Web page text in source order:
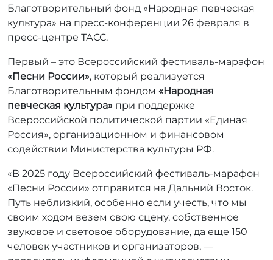
о
р
:
r
a
d
m
i
n
Благотворительный фонд «Народная певческая
культура» на пресс-конференции 26 февраля в
пресс-центре ТАСС.
Первый – это Всероссийский фестиваль-марафон
«Песни России», который реализуется
Благотворительным фондом «Народная
певческая культура» при поддержке
Всероссийской политической партии «Единая
Россия», организационном и финансовом
содействии Министерства культуры РФ.
«В 2025 году Всероссийский фестиваль-марафон
«Песни России» отправится на Дальний Восток.
Путь неблизкий, особенно если учесть, что мы
своим ходом везем свою сцену, собственное
звуковое и световое оборудование, да еще 150
человек участников и организаторов, —